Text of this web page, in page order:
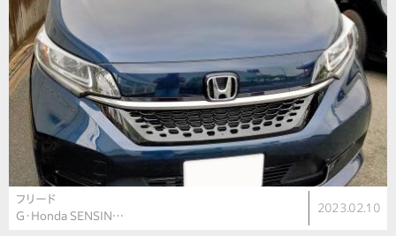
フリード
G・Honda SENSIN…
2023.02.10